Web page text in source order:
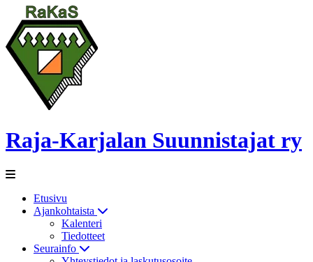
Raja-Karjalan Suunnistajat ry
Etusivu
Ajankohtaista
Kalenteri
Tiedotteet
Seurainfo